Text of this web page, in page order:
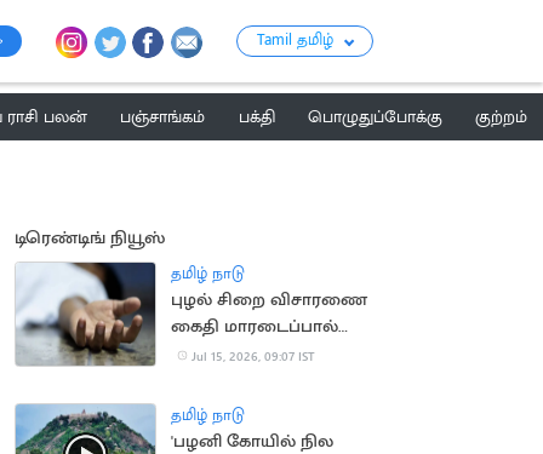
Tamil தமிழ்
பலன் பஞ்சாங்கம் பக்தி பொழுதுப்போக்கு
குற்றம்
டிரெண்டிங் நியூஸ்
தமிழ் நாடு
புழல் சிறை விசாரணை
கைதி மாரடைப்பால்
திடீர் உயிரிழப்பு
Jul 15, 2026, 09:07 IST
தமிழ் நாடு
'பழனி கோயில் நில